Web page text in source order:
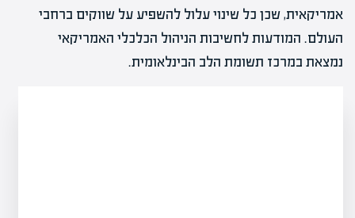
אמריקאית, שכן כל שינוי עלול להשפיע על שווקים ברחבי
העולם. המודעות לחשיבות הניהול הכלכלי האמריקאי
נמצאת במרכז תשומת הלב הבינלאומית.